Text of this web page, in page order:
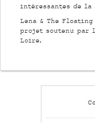
intéressantes de la
Lena & The
projet soutenu par
Loire.